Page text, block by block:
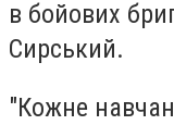
в бойових
Сирський.
"Кожне